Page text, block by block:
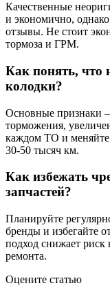
Качественные
и экономично,
отзывы. Не стоит
тормоза и ГРМ.
Как понять, что
колодки?
Основные признаки
торможения,
каждом ТО и
30-50 тысяч км.
Как избежать
запчастей?
Планируйте
бренды и избегайте
подход снижает
ремонта.
Оцените статью